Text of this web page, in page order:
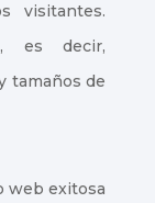
visitantes.
es decir,
tamaños de
web exitosa